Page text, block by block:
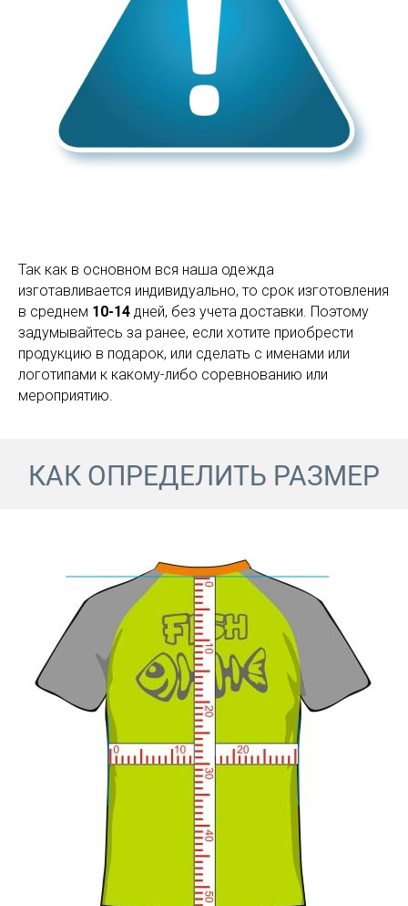
Так как в основном вся наша одежда
изготавливается индивидуально, то срок изготовления
в среднем 10-14 дней, без учета доставки. Поэтому
задумывайтесь за ранее, если хотите приобрести
продукцию в подарок, или сделать с именами или
логотипами к какому-либо соревнованию или
мероприятию.
КАК ОПРЕДЕЛИТЬ РАЗМЕР